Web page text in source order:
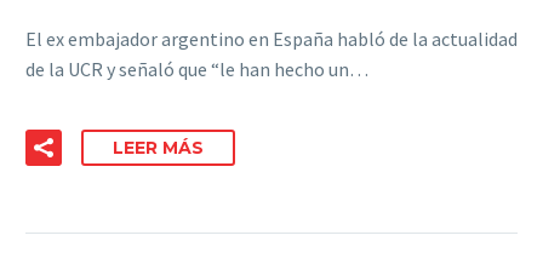
El ex embajador argentino en España habló de la actualidad
de la UCR y señaló que “le han hecho un…
LEER MÁS